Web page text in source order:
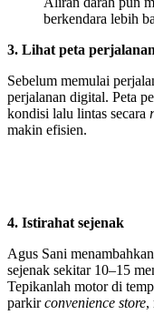
berkendara lebih
3. Lihat peta
Sebelum memulai
perjalanan digital. Peta
kondisi lalu lintas secara
makin efisien.
4. Istirahat sejenak
Agus Sani
sejenak sekitar 10–15
Tepikanlah motor di
parkirconvenience store,